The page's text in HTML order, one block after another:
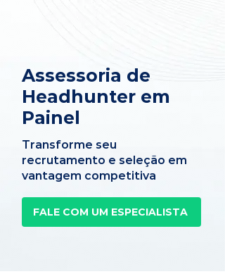
Assessoria de
Headhunter em
Painel
Transforme seu
recrutamento e seleção em
vantagem competitiva
FALE COM UM ESPECIALISTA